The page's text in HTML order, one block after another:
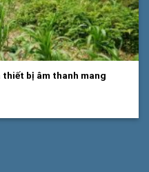
thiết bị âm thanh mang